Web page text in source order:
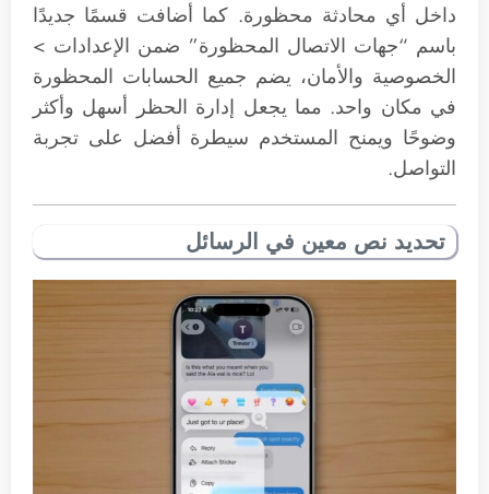
داخل أي محادثة محظورة. كما أضافت قسمًا جديدًا
باسم “جهات الاتصال المحظورة” ضمن الإعدادات >
الخصوصية والأمان، يضم جميع الحسابات المحظورة
في مكان واحد. مما يجعل إدارة الحظر أسهل وأكثر
وضوحًا ويمنح المستخدم سيطرة أفضل على تجربة
التواصل.
تحديد نص معين في الرسائل